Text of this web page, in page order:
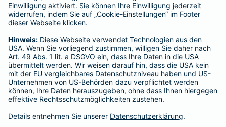
Hausratversicherung
Adresse ändern
Schaden melden
Kilometerstandsmeldung
Serviceübersicht